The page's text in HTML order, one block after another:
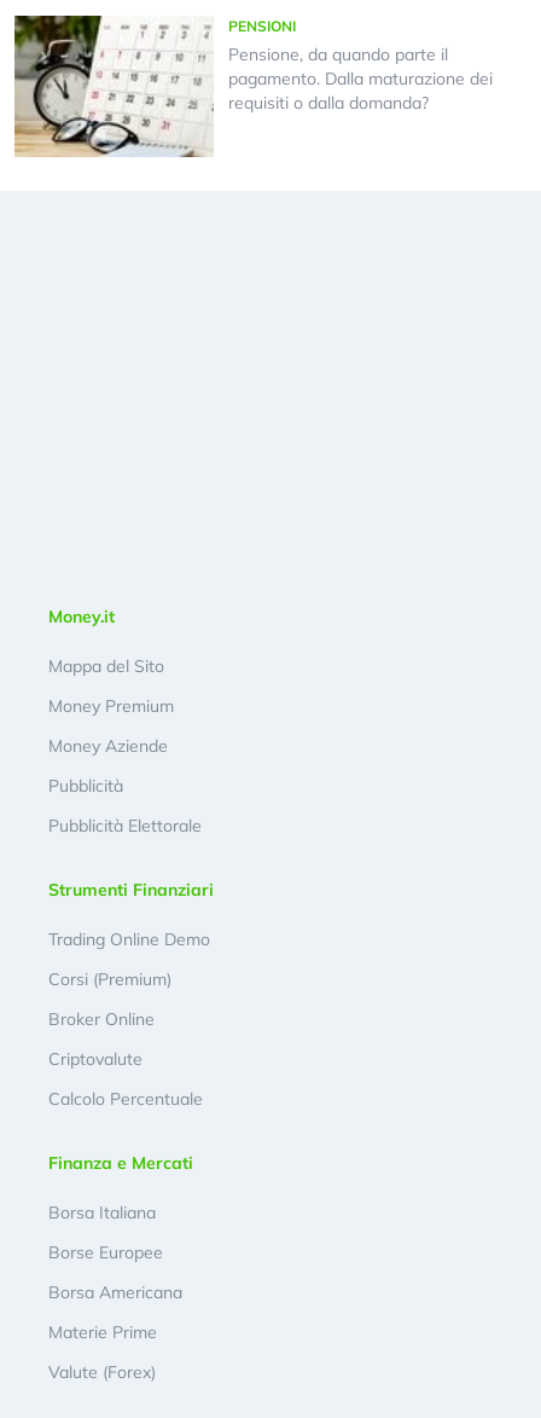
PENSIONI
Pensione, da quando parte il
pagamento. Dalla maturazione dei
requisiti o dalla domanda?
Money.it
Mappa del Sito
Money Premium
Money Aziende
Pubblicità
Pubblicità Elettorale
Strumenti Finanziari
Trading Online Demo
Corsi (Premium)
Broker Online
Criptovalute
Calcolo Percentuale
Finanza e Mercati
Borsa Italiana
Borse Europee
Borsa Americana
Materie Prime
Valute (Forex)